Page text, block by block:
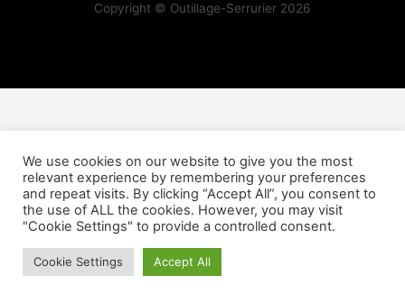
Copyright © Outillage-Serrurier 2026
We use cookies on our website to give you the most
relevant experience by remembering your preferences
and repeat visits. By clicking “Accept All”, you consent to
the use of ALL the cookies. However, you may visit
"Cookie Settings" to provide a controlled consent.
Cookie Settings Accept All